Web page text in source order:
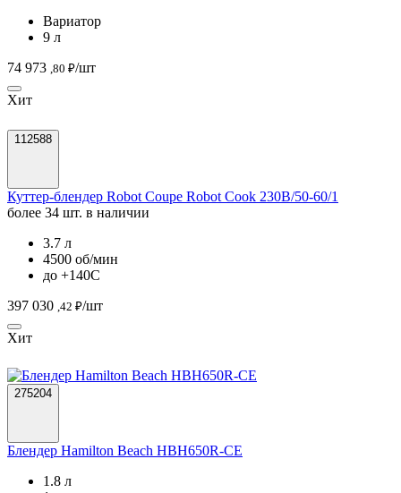
Вариатор
9 л
74 973 ,80 ₽/шт
Хит
112588
Куттер-блендер Robot Coupe Robot Cook 230В/50-60/1
более 34 шт. в наличии
3.7 л
4500 об/мин
до +140С
397 030 ,42 ₽/шт
Хит
275204
Блендер Hamilton Beach HBH650R-СЕ
1.8 л